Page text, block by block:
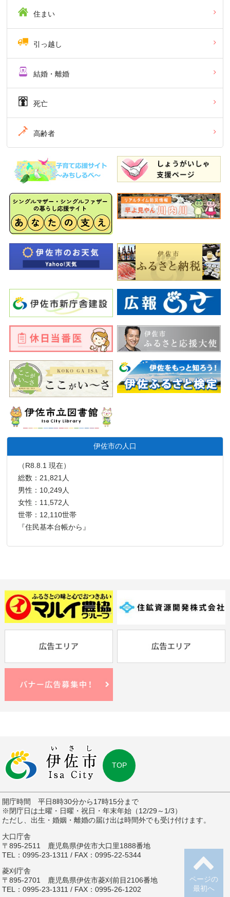
住まい
引っ越し
結婚・離婚
死亡
高齢者
伊佐市の人口
（R8.8.1 現在）
総数：21,821人
男性：10,249人
女性：11,572人
世帯：12,110世帯
『住民基本台帳から』
ページの
最初へ
TOP
開庁時間 平日8時30分から17時15分まで
※閉庁日は土曜・日曜・祝日・年末年始（12/29～1/3）
ただし、出生・婚姻・離婚の届け出は時間外でも受け付けます。
大口庁舎
〒895-2511 鹿児島県伊佐市大口里1888番地
TEL：0995-23-1311 / FAX：0995-22-5344
菱刈庁舎
〒895-2701 鹿児島県伊佐市菱刈前目2106番地
TEL：0995-23-1311 / FAX：0995-26-1202